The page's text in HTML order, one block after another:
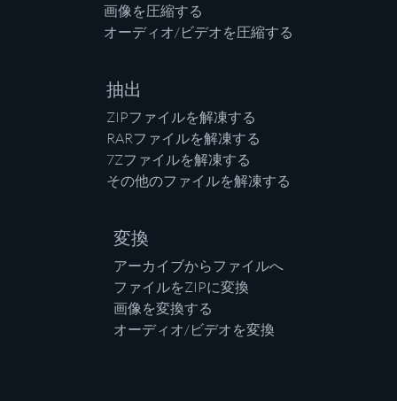
画像を圧縮する
オーディオ/ビデオを圧縮する
抽出
ZIPファイルを解凍する
RARファイルを解凍する
7Zファイルを解凍する
その他のファイルを解凍する
変換
アーカイブからファイルへ
ファイルをZIPに変換
画像を変換する
オーディオ/ビデオを変換